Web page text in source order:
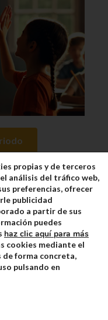
el rendimiento
propias y de terceros
análisis del tráfico web,
preferencias, ofrecer
publicidad
a partir de sus
puedes
haz clic aquí para más
cookies mediante el
de forma concreta,
pulsando en